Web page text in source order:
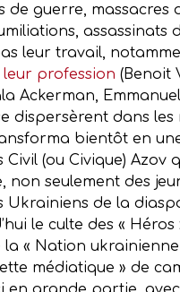
de guerre,
assassinats
leur travail,
profession (Benoit
Ackerman,
dispersèrent dans
bientôt en
(ou Civique) Azov
seulement des
Ukrainiens de la
le culte des « Héros
« Nation
médiatique » de